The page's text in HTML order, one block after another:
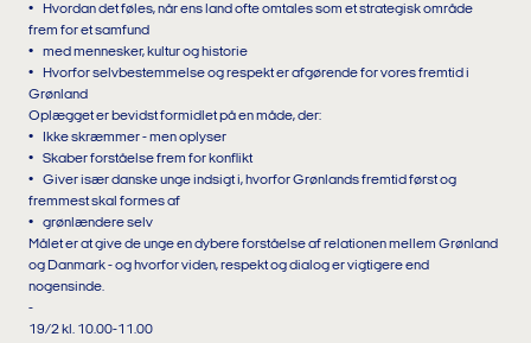
• Hvordan det føles, når ens land ofte omtales som et strategisk område
frem for et samfund
• med mennesker, kultur og historie
• Hvorfor selvbestemmelse og respekt er afgørende for vores fremtid i
Grønland
Oplægget er bevidst formidlet på en måde, der:
• Ikke skræmmer - men oplyser
• Skaber forståelse frem for konflikt
• Giver især danske unge indsigt i, hvorfor Grønlands fremtid først og
fremmest skal formes af
• grønlændere selv
Målet er at give de unge en dybere forståelse af relationen mellem Grønland
og Danmark - og hvorfor viden, respekt og dialog er vigtigere end
nogensinde.
-
19/2 kl. 10.00-11.00